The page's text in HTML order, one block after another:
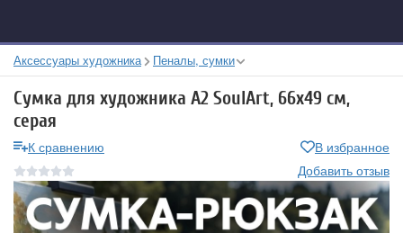
Аксессуары художника Пеналы, сумки
Сумка для художника А2 SoulArt, 66х49 см,
серая
К сравнению
В избранное
Добавить отзыв